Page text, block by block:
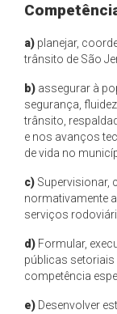
a) planejar,
trânsito de São
b) assegurar à
segurança,
trânsito,
e nos avanços
de vida no
c) Supervisionar,
normativamente
serviços
d) Formular,
públicas
competência
e) Desenvolver